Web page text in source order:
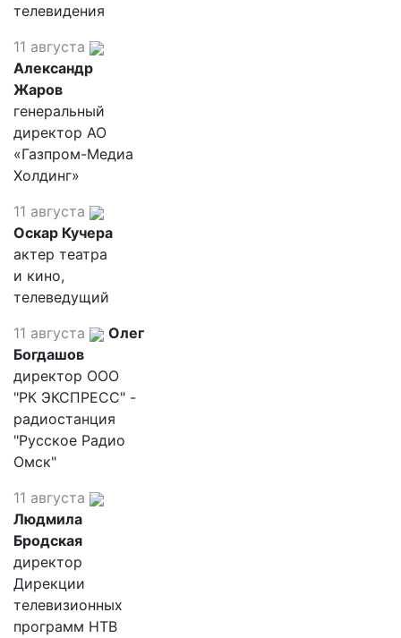
телевидения
11 августа
Александр
Жаров
генеральный
директор АО
«Газпром-Медиа
Холдинг»
11 августа
Оскар Кучера
актер театра
и кино,
телеведущий
11 августа
Олег
Богдашов
директор ООО
"РК ЭКСПРЕСС" -
радиостанция
"Русское Радио
Омск"
11 августа
Людмила
Бродская
директор
Дирекции
телевизионных
программ НТВ